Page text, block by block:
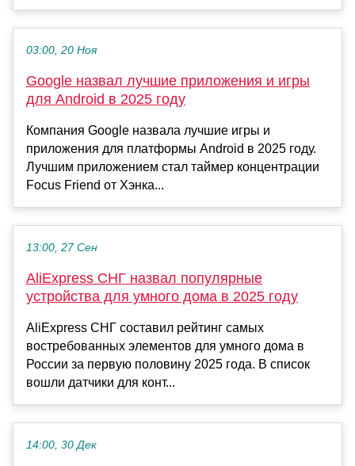
03:00, 20 Ноя
Google назвал лучшие приложения и игры
для Android в 2025 году
Компания Google назвала лучшие игры и
приложения для платформы Android в 2025 году.
Лучшим приложением стал таймер концентрации
Focus Friend от Хэнка...
13:00, 27 Сен
AliExpress СНГ назвал популярные
устройства для умного дома в 2025 году
AliExpress СНГ составил рейтинг самых
востребованных элементов для умного дома в
России за первую половину 2025 года. В список
вошли датчики для конт...
14:00, 30 Дек